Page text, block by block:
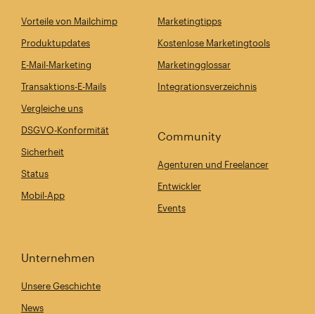
Vorteile von Mailchimp
Produktupdates
E-Mail-Marketing
Transaktions-E-Mails
Vergleiche uns
DSGVO-Konformität
Sicherheit
Status
Mobil-App
Marketingtipps
Kostenlose Marketingtools
Marketingglossar
Integrationsverzeichnis
Community
Agenturen und Freelancer
Entwickler
Events
Unternehmen
Unsere Geschichte
News